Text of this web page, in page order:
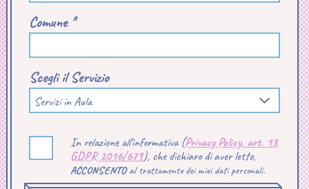
Comune *
Scegli il Servizio
Servizi in Aula
In relazione all'informativa (Privacy Policy, art. 13
GDPR 2016/679), che dichiaro di aver letto,
ACCONSENTOal trattamento dei miei dati personali.